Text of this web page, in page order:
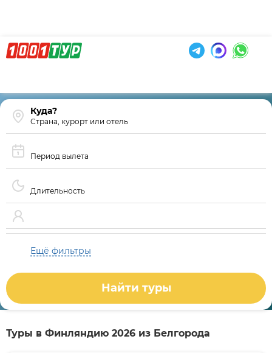
Страна, курорт или отель
Период вылета
Длительность
Ещё фильтры
Найти туры
Туры в Финляндию 2026 из Белгорода